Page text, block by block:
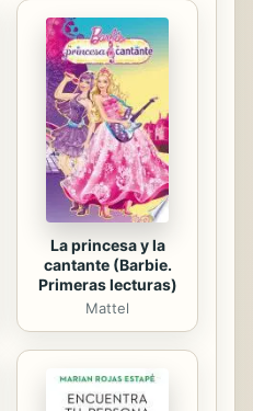
en el amor de
progresivamente se
que quizás ese
no durará para siempre.
juvenil intentará
manera de ver las
tus ...
La princesa y la
cantante (Barbie.
Primeras lecturas)
Mattel